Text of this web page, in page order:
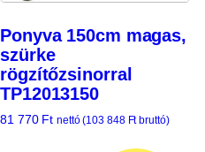
Ponyva 150cm magas,
szürke
rögzítőzsinorral
TP12013150
81 770 Ft nettó (103 848 Ftbruttó)